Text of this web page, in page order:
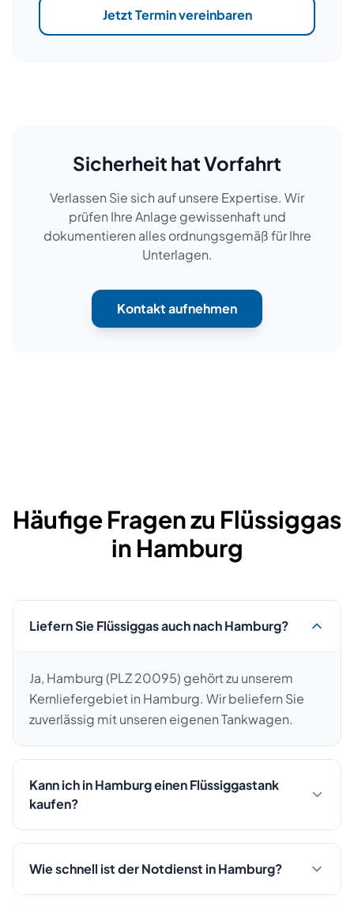
Jetzt Termin vereinbaren
Sicherheit hat Vorfahrt
Verlassen Sie sich auf unsere Expertise. Wir
prüfen Ihre Anlage gewissenhaft und
dokumentieren alles ordnungsgemäß für Ihre
Unterlagen.
Kontakt aufnehmen
Häufige Fragen zu Flüssiggas
in Hamburg
Liefern Sie Flüssiggas auch nach Hamburg?
Ja, Hamburg (PLZ 20095) gehört zu unserem
Kernliefergebiet in Hamburg. Wir beliefern Sie
zuverlässig mit unseren eigenen Tankwagen.
Kann ich in Hamburg einen Flüssiggastank
kaufen?
Wie schnell ist der Notdienst in Hamburg?